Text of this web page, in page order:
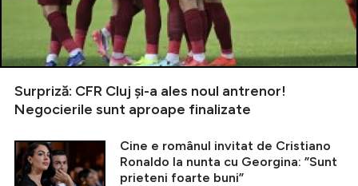
Surpriză: CFR Cluj și-a ales noul antrenor!
Negocierile sunt aproape finalizate
Cine e românul invitat de Cristiano
Ronaldo la nunta cu Georgina: ”Sunt
prieteni foarte buni”